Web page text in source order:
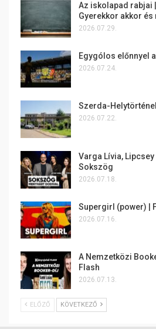
Az iskolapad rabjai
Gyerekkor akkor és
2026.07.29.
Egygólos előnnyel
2026.07.24.
Szerda-
2026.07.22.
Varga Lívia, Lipcsey
Sokszög
2026.07.18.
Supergirl (power) |
2026.07.16.
A Nemzetközi
Flash
2026.07.13.
ELŐZŐ KÖVETKEZŐ